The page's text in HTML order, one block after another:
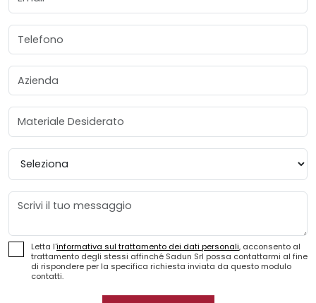
Telefono
Azienda
Materiale Desiderato
Provincia
Messaggio
Letta l'informativa sul trattamento dei dati personali, acconsento al
trattamento degli stessi affinché Sadun Srl possa contattarmi al fine
di rispondere per la specifica richiesta inviata da questo modulo
contatti.